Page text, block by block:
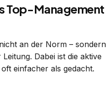
Top-Management
an der Norm – sondern
Dabei ist die aktive
einfacher als gedacht.